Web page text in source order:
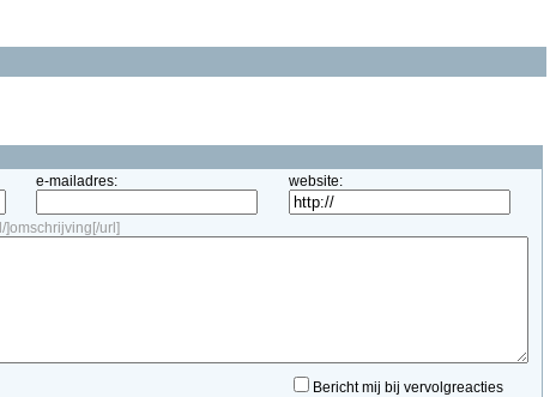
e-mailadres: website:
]omschrijving[/url]
Bericht mij bij vervolgreacties